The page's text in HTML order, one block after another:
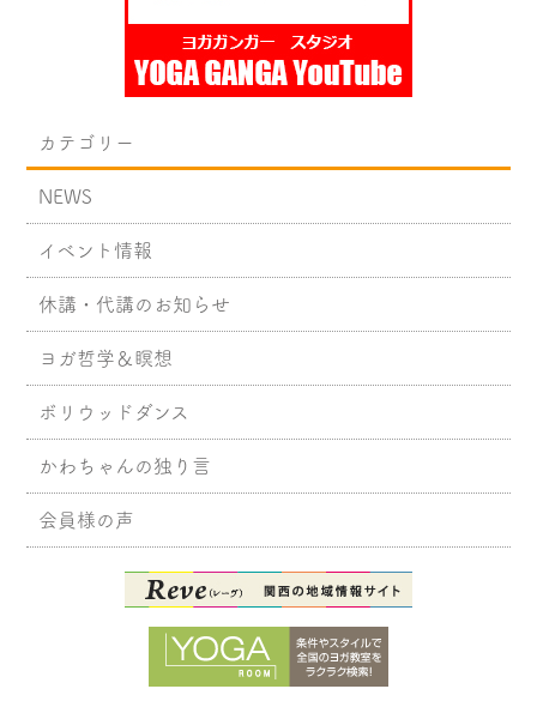
カテゴリー
NEWS
イベント情報
休講・代講のお知らせ
ヨガ哲学＆瞑想
ボリウッドダンス
かわちゃんの独り言
会員様の声